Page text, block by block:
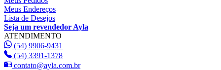
Meus Endereços
Lista de Desejos
Seja um revendedor Ayla
ATENDIMENTO
(54) 9906-9431
(54) 3391-1378
contato@ayla.com.br